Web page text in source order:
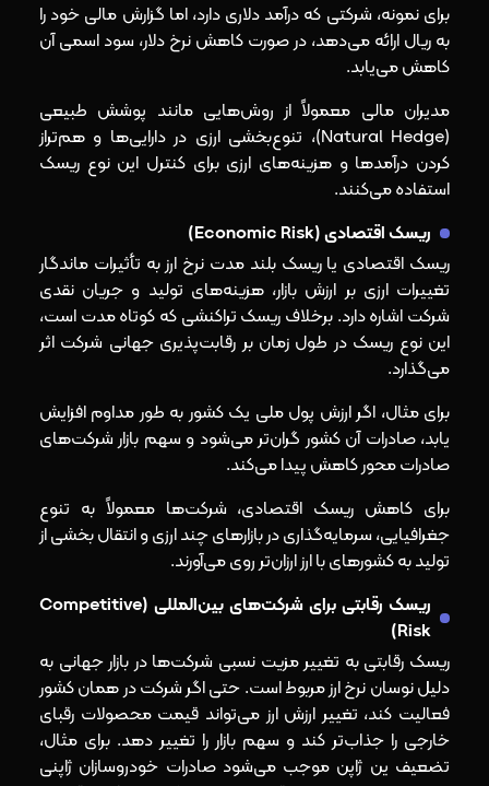
برای نمونه، شرکتی که درآمد دلاری دارد، اما گزارش مالی خود را
به ریال ارائه می‌دهد، در صورت کاهش نرخ دلار، سود اسمی‌ آن
کاهش می‌یابد.
مدیران مالی معمولاً از روش‌هایی مانند پوشش طبیعی
(Natural Hedge)، تنوع‌بخشی ارزی در دارایی‌ها و هم‌تراز
کردن درآمدها و هزینه‌های ارزی برای کنترل این نوع ریسک
استفاده می‌کنند.
ریسک اقتصادی (Economic Risk)
ریسک اقتصادی یا ریسک بلند مدت نرخ ارز به تأثیرات ماندگار
تغییرات ارزی بر ارزش بازار، هزینه‌های تولید و جریان نقدی
شرکت اشاره دارد. برخلاف ریسک تراکنشی که کوتاه‌ مدت است،
این نوع ریسک در طول زمان بر رقابت‌پذیری جهانی شرکت اثر
می‌گذارد.
برای مثال، اگر ارزش پول ملی یک کشور به‌ طور مداوم افزایش
یابد، صادرات آن کشور گران‌تر می‌شود و سهم بازار شرکت‌های
صادرات‌ محور کاهش پیدا می‌کند.
برای کاهش ریسک اقتصادی، شرکت‌ها معمولاً به تنوع
جغرافیایی، سرمایه‌گذاری در بازارهای چند ارزی و انتقال بخشی از
تولید به کشورهای با ارز ارزان‌تر روی می‌آورند.
ریسک رقابتی برای شرکت‌های بین‌المللی (Competitive
Risk)
ریسک رقابتی به تغییر مزیت نسبی شرکت‌ها در بازار جهانی به‌
دلیل نوسان نرخ ارز مربوط است. حتی اگر شرکت در همان کشور
فعالیت کند، تغییر ارزش ارز می‌تواند قیمت محصولات رقبای
خارجی را جذاب‌تر کند و سهم بازار را تغییر دهد. برای مثال،
تضعیف ین ژاپن موجب می‌شود صادرات خودروسازان ژاپنی